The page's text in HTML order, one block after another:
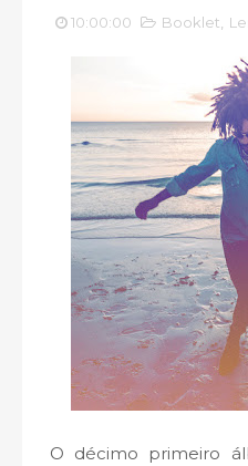
10:00:00 Booklet
O décimo primeiro